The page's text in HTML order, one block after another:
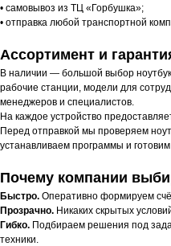
• самовывоз из ТЦ «Горбушка»;
• отправка любой транспортной
Ассортимент и
В наличии — большой выбор
рабочие станции, модели для
менеджеров и специалистов.
На каждое устройство
Перед отправкой мы проверяем
устанавливаем программы и
Почему компании
Быстро. Оперативно формируем
Прозрачно. Никаких скрытых
Гибко. Подбираем решения под
техники.